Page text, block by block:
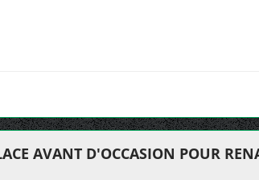
AVANT D'OCCASION POUR